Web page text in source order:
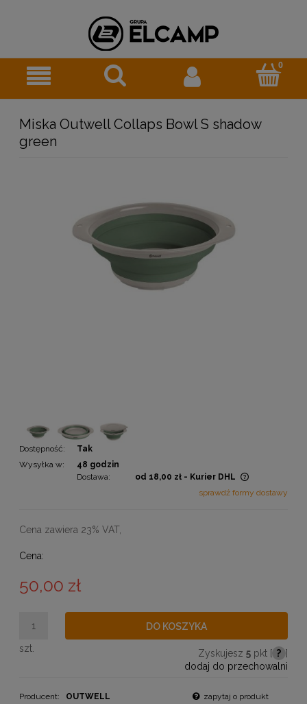
Miska Outwell Collaps Bowl S shadow
green
Dostępność:
Tak
Wysyłka w:
48 godzin
Dostawa:
od 18,00 zł - Kurier DHL
Cena nie zawiera ewentualnych kosztów płatności
sprawdź formy dostawy
Cena zawiera 23% VAT,
Cena:
50,00 zł
szt.
DO KOSZYKA
Zyskujesz 5pkt [ ? ]
dodaj do przechowalni
Producent: OUTWELL zapytaj o produkt